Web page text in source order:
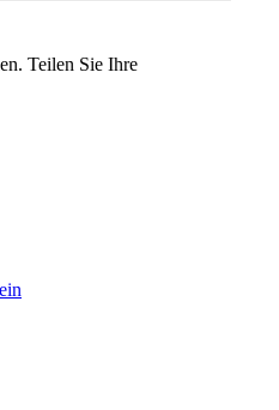
Teilen Sie Ihre